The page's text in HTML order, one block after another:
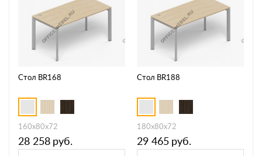
Стол BR168
160х80х72
28 258 руб.
Стол BR188
180х80х72
29 465 руб.